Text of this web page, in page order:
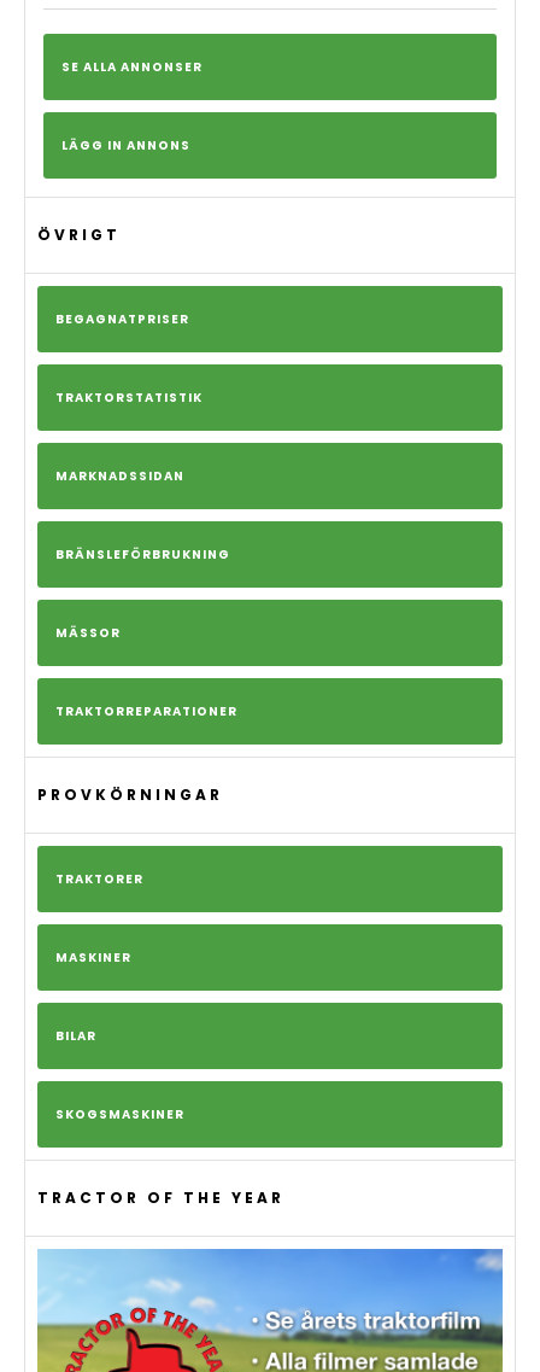
SE ALLA ANNONSER
LÄGG IN ANNONS
ÖVRIGT
BEGAGNATPRISER
TRAKTORSTATISTIK
MARKNADSSIDAN
BRÄNSLEFÖRBRUKNING
MÄSSOR
TRAKTORREPARATIONER
PROVKÖRNINGAR
TRAKTORER
MASKINER
BILAR
SKOGSMASKINER
TRACTOR OF THE YEAR